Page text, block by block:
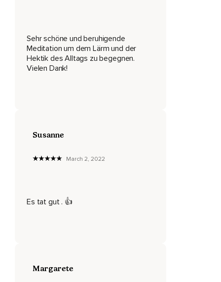
Dein Bewusstsein weiter ganz sanft zu halten.
Spüre,
ausbreitet.
Ganz von alleine.
Die Ruhe kommt ganz von selbst,
Sehr schöne und beruhigende
Meditation um dem Lärm und der
Hektik des Alltags zu begegnen.
Vielen Dank!
Susanne
March 2, 2022
Es tat gut . 👍
Margarete